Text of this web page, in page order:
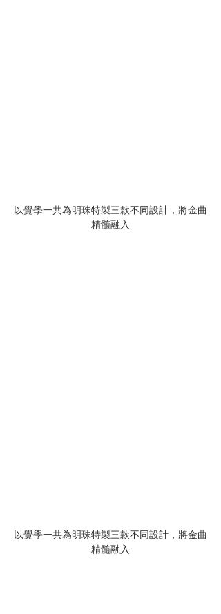
以覺學一共為明珠特製三款不同設計，將金曲
精髓融入
以覺學一共為明珠特製三款不同設計，將金曲
精髓融入